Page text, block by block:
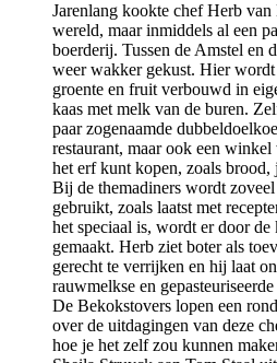
Jarenlang kookte chef Herb
wereld, maar inmiddels al een
boerderij. Tussen de Amstel en
weer wakker gekust. Hier
groente en fruit verbouwd in
kaas met melk van de buren.
paar zogenaamde
restaurant, maar ook een
het erf kunt kopen, zoals brood,
Bij de themadiners wordt
gebruikt, zoals laatst met
het speciaal is, wordt er door de
gemaakt. Herb ziet boter als
gerecht te verrijken en hij laat
rauwmelkse en gepasteuriseerde
De Bekokstovers lopen een
over de uitdagingen van deze
hoe je het zelf zou kunnen